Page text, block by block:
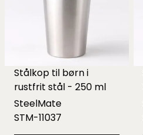
Stålkop til børn i
rustfrit stål - 250 ml
SteelMate
STM-11037